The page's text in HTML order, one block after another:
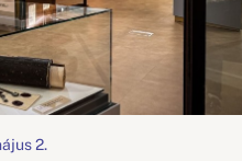
2.